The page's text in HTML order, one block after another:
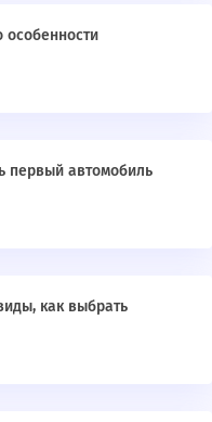
первый автомобиль
как выбрать